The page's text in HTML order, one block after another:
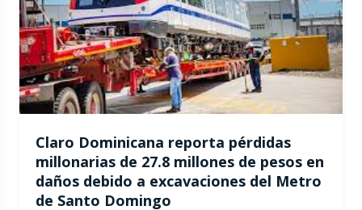
Claro Dominicana reporta pérdidas
millonarias de 27.8 millones de pesos en
daños debido a excavaciones del Metro
de Santo Domingo